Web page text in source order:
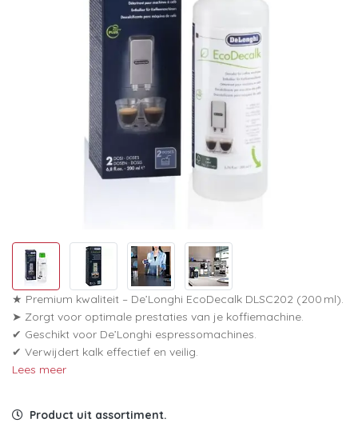
★ Premium kwaliteit – De’Longhi EcoDecalk DLSC202 (200 ml).
➤ Zorgt voor optimale prestaties van je koffiemachine.
✔ Geschikt voor De’Longhi espressomachines.
✔ Verwijdert kalk effectief en veilig.
Lees meer
Product uit assortiment.